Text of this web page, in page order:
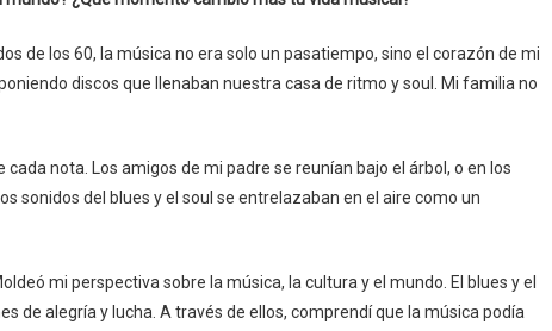
de los 60, la música no era solo un pasatiempo, sino el corazón de mi
discos que llenaban nuestra casa de ritmo y soul. Mi familia no
nota. Los amigos de mi padre se reunían bajo el árbol, o en los
sonidos del blues y el soul se entrelazaban en el aire como un
mi perspectiva sobre la música, la cultura y el mundo. El blues y el
de alegría y lucha. A través de ellos, comprendí que la música podía